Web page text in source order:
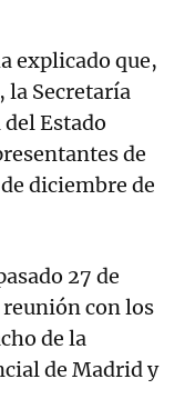
explicado que,
la Secretaría
Estado
de
diciembre de
27 de
con los
de la
de Madrid y